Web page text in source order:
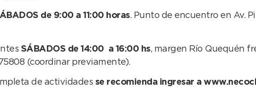
de 9:00 a 11:00 horas. Punto de encuentro en Av.
SÁBADOS de 14:00 a 16:00 hs, margen Río Quequén
(coordinar previamente).
de actividades se recomienda ingresar a